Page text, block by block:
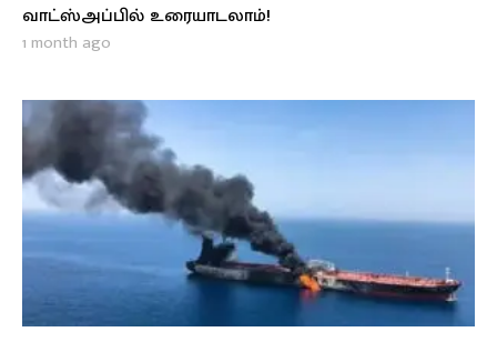
வாட்ஸ்அப்பில் உரையாடலாம்!
1 month ago